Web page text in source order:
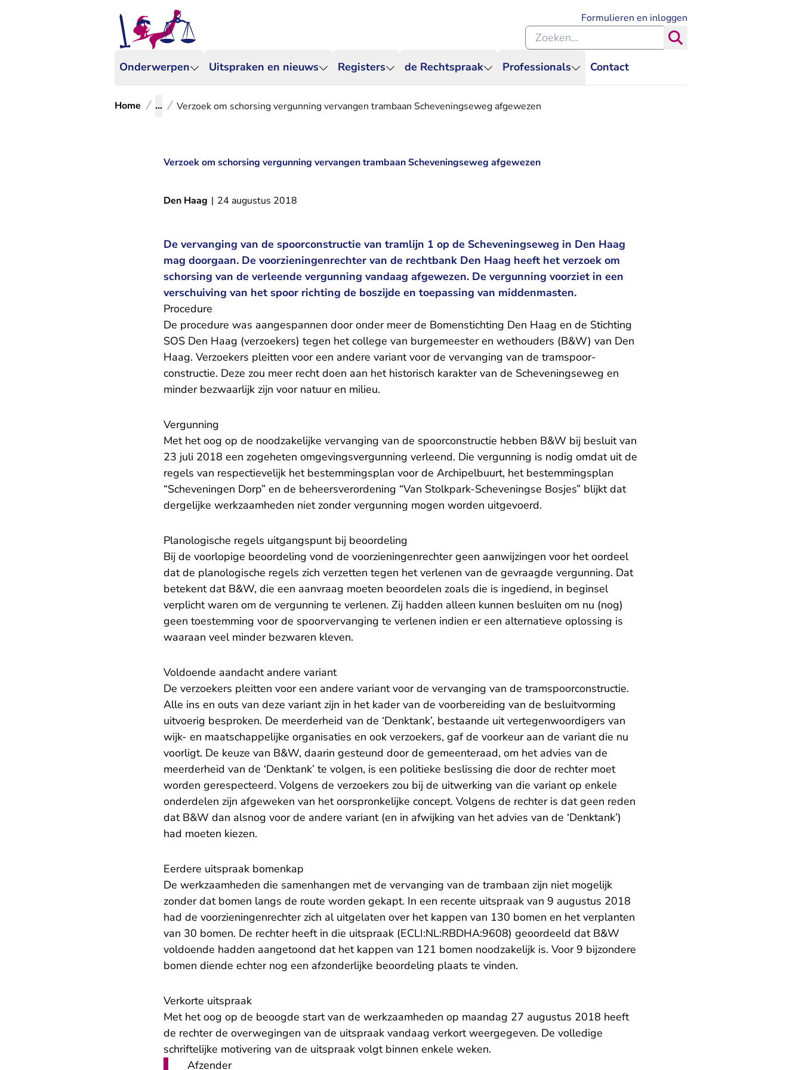
Onderwerpen Uitspraken en nieuws Registers de Rechtspraak Professionals Contact
Formulieren en inloggen
Zoeken binnen de Rechtspraak
Home ... Verzoek om schorsing vergunning vervangen trambaan Scheveningseweg afgewezen
Verzoek om schorsing vergunning vervangen trambaan Scheveningseweg afgewezen
Den Haag | 24 augustus 2018
De vervanging van de spoorconstructie van tramlijn 1 op de Scheveningseweg in Den Haag
mag doorgaan. De voorzieningenrechter van de rechtbank Den Haag heeft het verzoek om
schorsing van de verleende vergunning vandaag afgewezen. De vergunning voorziet in een
verschuiving van het spoor richting de boszijde en toepassing van middenmasten.
Procedure
De procedure was aangespannen door onder meer de Bomenstichting Den Haag en de Stichting
SOS Den Haag (verzoekers) tegen het college van burgemeester en wethouders (B&W) van Den
Haag. Verzoekers pleitten voor een andere variant voor de vervanging van de tramspoor-
constructie. Deze zou meer recht doen aan het historisch karakter van de Scheveningseweg en
minder bezwaarlijk zijn voor natuur en milieu.
Vergunning
Met het oog op de noodzakelijke vervanging van de spoorconstructie hebben B&W bij besluit van
23 juli 2018 een zogeheten omgevingsvergunning verleend. Die vergunning is nodig omdat uit de
regels van respectievelijk het bestemmingsplan voor de Archipelbuurt, het bestemmingsplan
“Scheveningen Dorp” en de beheersverordening “Van Stolkpark-Scheveningse Bosjes” blijkt dat
dergelijke werkzaamheden niet zonder vergunning mogen worden uitgevoerd.
Planologische regels uitgangspunt bij beoordeling
Bij de voorlopige beoordeling vond de voorzieningenrechter geen aanwijzingen voor het oordeel
dat de planologische regels zich verzetten tegen het verlenen van de gevraagde vergunning. Dat
betekent dat B&W, die een aanvraag moeten beoordelen zoals die is ingediend, in beginsel
verplicht waren om de vergunning te verlenen. Zij hadden alleen kunnen besluiten om nu (nog)
geen toestemming voor de spoorvervanging te verlenen indien er een alternatieve oplossing is
waaraan veel minder bezwaren kleven.
Voldoende aandacht andere variant
De verzoekers pleitten voor een andere variant voor de vervanging van de tramspoorconstructie.
Alle ins en outs van deze variant zijn in het kader van de voorbereiding van de besluitvorming
uitvoerig besproken. De meerderheid van de ‘Denktank’, bestaande uit vertegenwoordigers van
wijk- en maatschappelijke organisaties en ook verzoekers, gaf de voorkeur aan de variant die nu
voorligt. De keuze van B&W, daarin gesteund door de gemeenteraad, om het advies van de
meerderheid van de ‘Denktank’ te volgen, is een politieke beslissing die door de rechter moet
worden gerespecteerd. Volgens de verzoekers zou bij de uitwerking van die variant op enkele
onderdelen zijn afgeweken van het oorspronkelijke concept. Volgens de rechter is dat geen reden
dat B&W dan alsnog voor de andere variant (en in afwijking van het advies van de ‘Denktank’)
had moeten kiezen.
Eerdere uitspraak bomenkap
De werkzaamheden die samenhangen met de vervanging van de trambaan zijn niet mogelijk
zonder dat bomen langs de route worden gekapt. In een recente uitspraak van 9 augustus 2018
had de voorzieningenrechter zich al uitgelaten over het kappen van 130 bomen en het verplanten
van 30 bomen. De rechter heeft in die uitspraak (ECLI:NL:RBDHA:9608) geoordeeld dat B&W
voldoende hadden aangetoond dat het kappen van 121 bomen noodzakelijk is. Voor 9 bijzondere
bomen diende echter nog een afzonderlijke beoordeling plaats te vinden.
Verkorte uitspraak
Met het oog op de beoogde start van de werkzaamheden op maandag 27 augustus 2018 heeft
de rechter de overwegingen van de uitspraak vandaag verkort weergegeven. De volledige
schriftelijke motivering van de uitspraak volgt binnen enkele weken.
Afzender